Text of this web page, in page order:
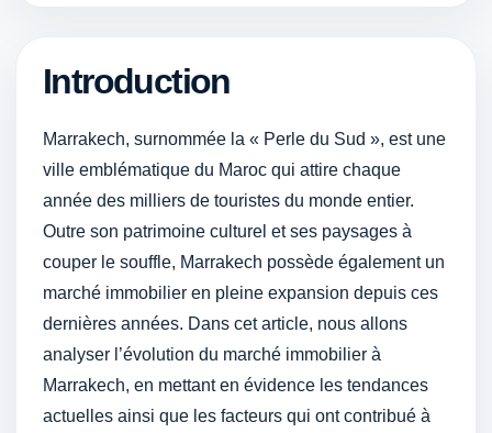
Introduction
Marrakech, surnommée la « Perle du Sud », est une
ville emblématique du Maroc qui attire chaque
année des milliers de touristes du monde entier.
Outre son patrimoine culturel et ses paysages à
couper le souffle, Marrakech possède également un
marché immobilier en pleine expansion depuis ces
dernières années. Dans cet article, nous allons
analyser l’évolution du marché immobilier à
Marrakech, en mettant en évidence les tendances
actuelles ainsi que les facteurs qui ont contribué à